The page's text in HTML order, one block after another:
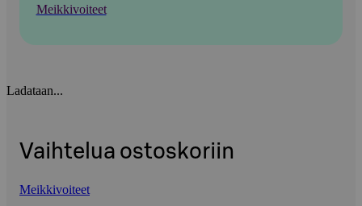
Meikkivoiteet
Ladataan...
Vaihtelua ostoskoriin
Meikkivoiteet